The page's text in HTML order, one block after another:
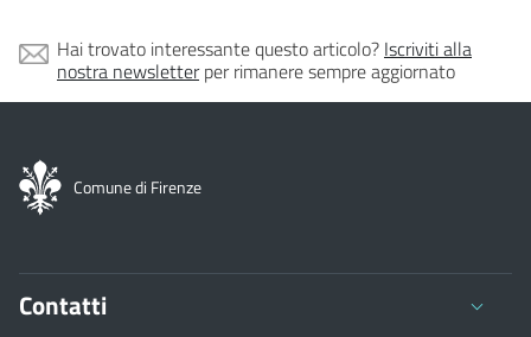
Hai trovato interessante questo articolo? Iscriviti alla
nostra newsletterper rimanere sempre aggiornato
Comune di Firenze
Contatti